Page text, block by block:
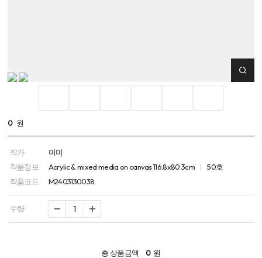
0 원
작가
미미
작품정보
Acrylic & mixed media on canvas 116.8x80.3cm
50호
작품코드
M2403130038
수량
총 상품금액 0 원